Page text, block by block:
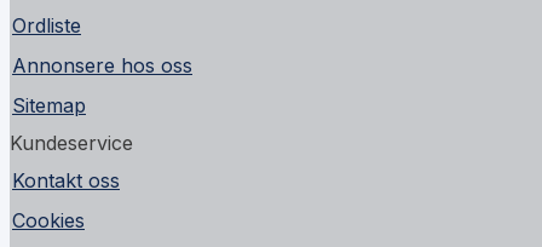
Ordliste
Annonsere hos oss
Sitemap
Kundeservice
Kontakt oss
Cookies